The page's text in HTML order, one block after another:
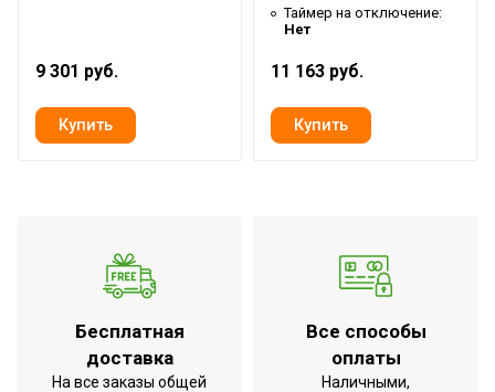
43
площадью до
25
сильном наклоне или
опрокидывании
Нет
Вид управления
беспроводное
Вес товара (нетто)
3.1
9 301 руб.
Таймер на отключение:
Нет
11 163 руб.
Бесплатная
доставка
На все заказы общей
Все способы
оплаты
Наличными,